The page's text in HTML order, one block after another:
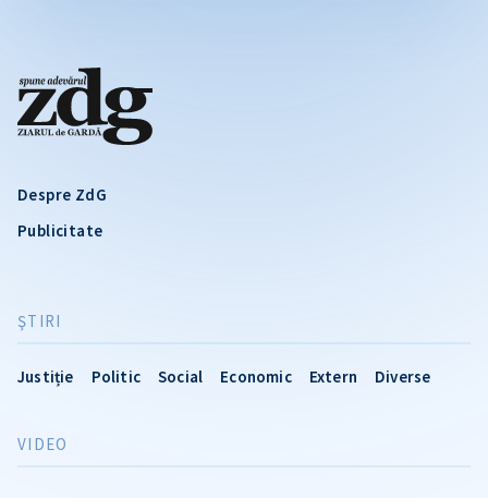
Despre ZdG
Publicitate
ŞTIRI
Justiție Politic Social Economic Extern Diverse
VIDEO